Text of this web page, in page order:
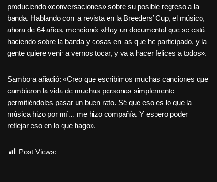
produciendo «conversaciones» sobre su posible regreso a la
banda. Hablando con la revista en la Breeders’ Cup, el músico,
ahora de 64 años, mencionó: «Hay un documental que se está
haciendo sobre la banda y cosas en las que he participado, y la
gente quiere venir a vernos tocar, y va a hacer felices a todos».
Sambora añadió: «Creo que escribimos muchas canciones que
cambiaron la vida de muchas personas simplemente
permitiéndoles pasar un buen rato. Sé que eso es lo que la
música hizo por mí… me hizo compañía. Y espero poder
reflejar eso en lo que hago».
Post Views: